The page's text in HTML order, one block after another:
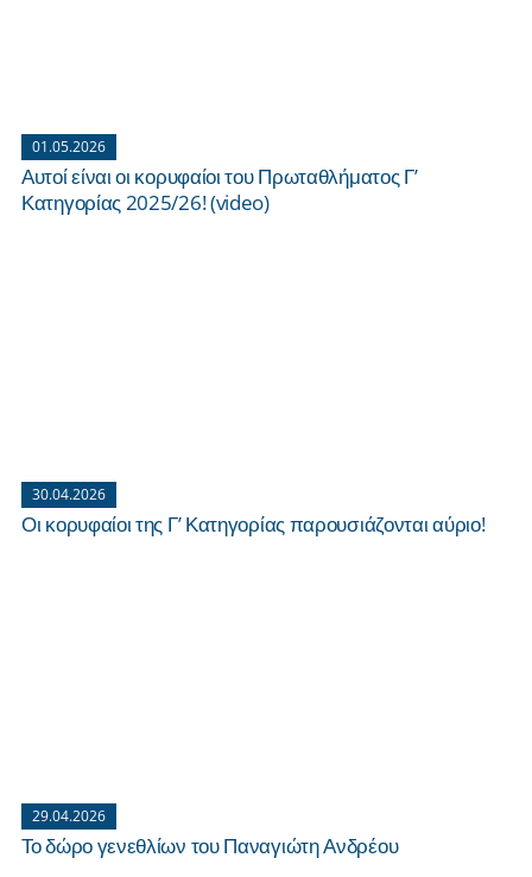
01.05.2026
Αυτοί είναι οι κορυφαίοι του Πρωταθλήματος Γ’
Κατηγορίας 2025/26! (video)
30.04.2026
Οι κορυφαίοι της Γ’ Κατηγορίας παρουσιάζονται αύριο!
29.04.2026
Το δώρο γενεθλίων του Παναγιώτη Ανδρέου